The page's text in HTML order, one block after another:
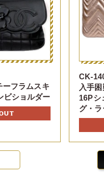
ーフラムスキ
ビショルダー
CK-
入手
16Pシ
グ・